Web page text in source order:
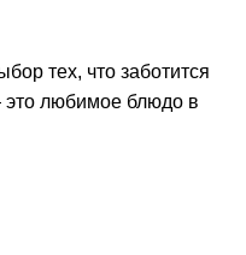
тех, что заботится
любимое блюдо в